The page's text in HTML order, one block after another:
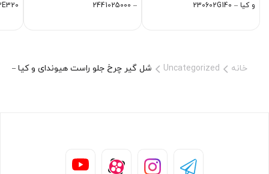
و کیا – 230602G140
– 2441025000
876102E320
خانه Uncategorized شل گير چرخ جلو راست هیوندای و کیا – 868122W000